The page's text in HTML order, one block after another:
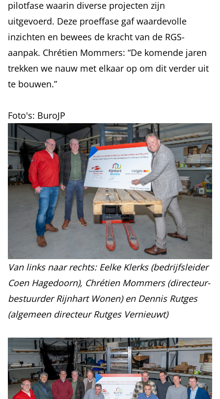
pilotfase waarin diverse projecten zijn
uitgevoerd. Deze proeffase gaf waardevolle
inzichten en bewees de kracht van de RGS-
aanpak. Chrétien Mommers: “De komende jaren
trekken we nauw met elkaar op om dit verder uit
te bouwen.”
Foto's: BuroJP
Van links naar rechts: Eelke Klerks (bedrijfsleider
Coen Hagedoorn), Chrétien Mommers (directeur-
bestuurder Rijnhart Wonen) en Dennis Rutges
(algemeen directeur Rutges Vernieuwt)